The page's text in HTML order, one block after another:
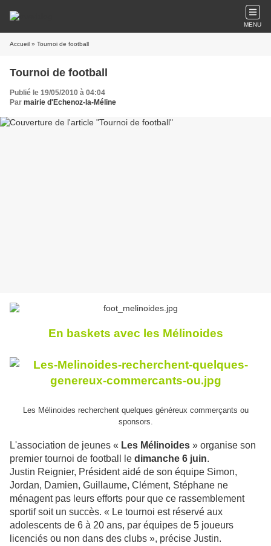
MENU
Accueil » Tournoi de football
Tournoi de football
Publié le 19/05/2010 à 04:04
Par mairie d'Echenoz-la-Méline
En baskets avec les Mélinoides
Les Mélinoides recherchent quelques généreux commerçants ou
sponsors.
L'association de jeunes « Les Mélinoides » organise son
premier tournoi de football le dimanche 6 juin.
Justin Reignier, Président aidé de son équipe Simon,
Jordan, Damien, Guillaume, Clément, Stéphane ne
ménagent pas leurs efforts pour que ce rassemblement
sportif soit un succès. « Le tournoi est réservé aux
adolescents de 6 à 20 ans, par équipes de 5 joueurs
licenciés ou non dans des clubs », précise Justin.